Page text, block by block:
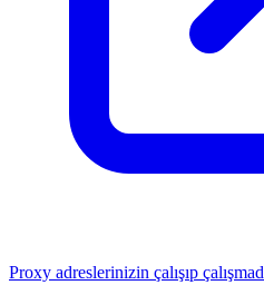
Proxy adreslerinizin çalışıp